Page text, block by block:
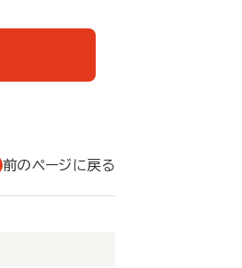
前のページに戻る